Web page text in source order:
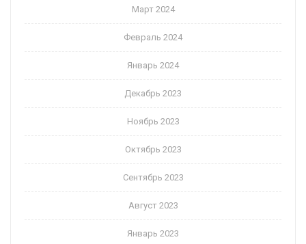
Март 2024
Февраль 2024
Январь 2024
Декабрь 2023
Ноябрь 2023
Октябрь 2023
Сентябрь 2023
Август 2023
Январь 2023